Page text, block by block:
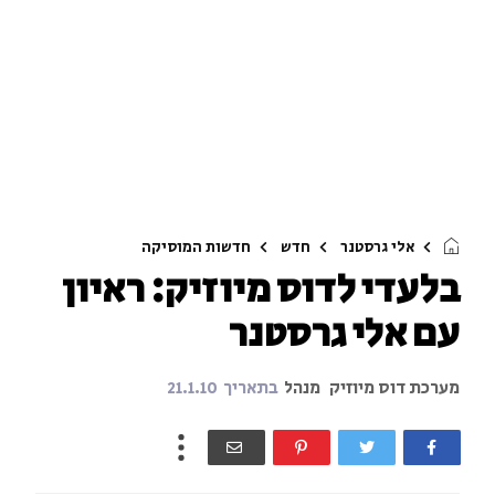
אלי גרסטנר חדש חדשות המוסיקה
בלעדי לדוס מיוזיק: ראיון
עם אלי גרסטנר
מערכת דוס מיוזיק מנהל בתאריך 21.1.10